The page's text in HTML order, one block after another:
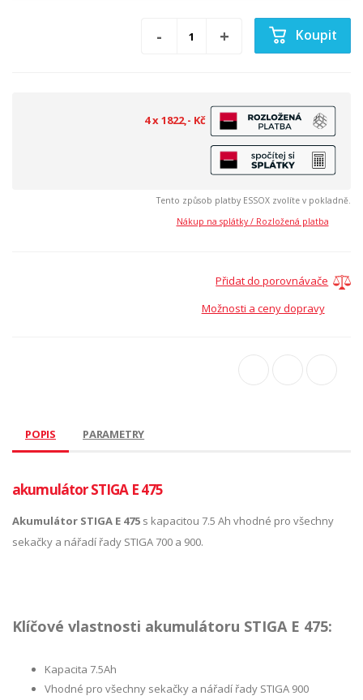
Koupit
4 x 1822,- Kč
Tento způsob platby ESSOX zvolíte v pokladně.
Nákup na splátky / Rozložená platba
Přidat do porovnávače
Možnosti a ceny dopravy
POPIS PARAMETRY
akumulátor STIGA E 475
Akumulátor STIGA E 475 s kapacitou 7.5 Ah vhodné pro všechny
sekačky a nářadí řady STIGA 700 a 900.
Klíčové vlastnosti akumulátoru STIGA E 475:
Kapacita 7.5Ah
Vhodné pro všechny sekačky a nářadí řady STIGA 900